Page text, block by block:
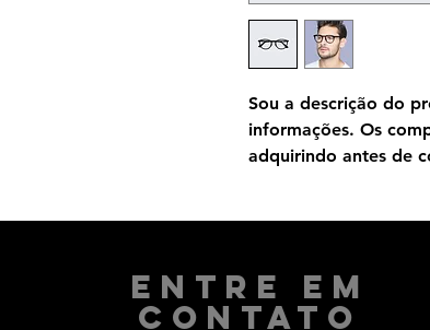
Sou a descrição do
informações. Os
adquirindo antes de
Entre em
Contato